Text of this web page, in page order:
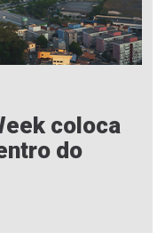
coloca
do